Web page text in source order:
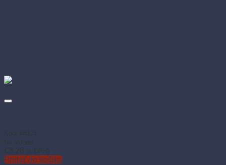
Kód: 68121
Na sklade
€3.28 (s DPH)
Pridať do košíka